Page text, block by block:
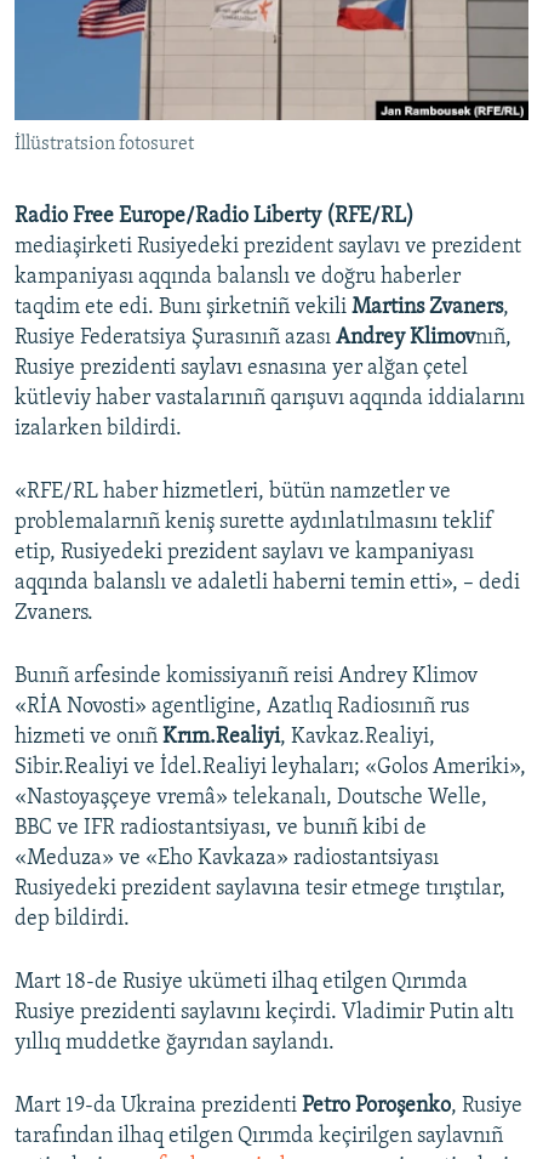
Русский
QOŞULIÑIZ!
RFE/RS bütün saytları
İllüstratsion fotosuret
Radio Free Europe/Radio Liberty (RFE/RL)
mediaşirketi Rusiyedeki prezident saylavı ve prezident
kampaniyası aqqında balanslı ve doğru haberler
taqdim ete edi. Bunı şirketniñ vekili Martins Zvaners,
Rusiye Federatsiya Şurasınıñ azası​ Andrey Klimovnıñ,
Rusiye prezidenti saylavı esnasına yer alğan çetel
kütleviy haber vastalarınıñ qarışuvı aqqında iddialarını
izalarken bildirdi.
«RFE/RL haber hizmetleri, bütün namzetler ve
problemalarnıñ keniş surette aydınlatılmasını teklif
etip, Rusiyedeki prezident saylavı ve kampaniyası
aqqında balanslı ve adaletli haberni temin etti», – dedi
Zvaners.
Bunıñ arfesinde komissiyanıñ reisi Andrey Klimov
«RİA Novosti» agentligine, Azatlıq Radiosınıñ rus
hizmeti ve onıñ Krım.Realiyi, Kavkaz.Realiyi,
Sibir.Realiyi ve İdel.Realiyi leyhaları; «Golos Ameriki»,
«Nastoyaşçeye vremâ» telekanalı, Doutsche Welle,
BBC ve IFR radiostantsiyası, ve bunıñ kibi de
«Meduza» ve «Eho Kavkaza» radiostantsiyası
Rusiyedeki prezident saylavına tesir etmege tırıştılar,
dep bildirdi.
Mart 18-de Rusiye ukümeti ilhaq etilgen Qırımda
Rusiye prezidenti saylavını keçirdi. Vladimir Putin altı
yıllıq muddetke ğayrıdan saylandı.
Mart 19-da Ukraina prezidenti Petro Poroşenko, Rusiye
tarafından ilhaq etilgen Qırımda keçirilgen saylavnıñ